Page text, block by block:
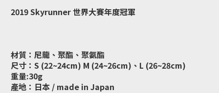
2019 Skyrunner 世界大賽年度冠軍
材質：尼龍、聚酯、聚氨酯
尺寸：S (22~24cm) M (24~26cm)、L (26~28cm)
重量:30g
產地：日本 / made in Japan